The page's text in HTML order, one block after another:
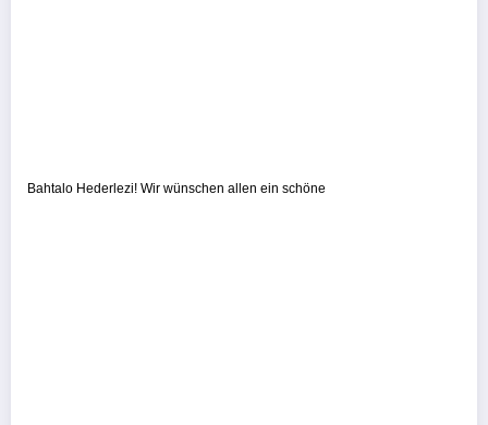
Bahtalo Hederlezi! Wir wünschen allen ein schöne